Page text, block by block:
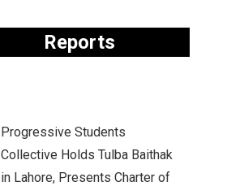
Reports
Progressive Students
Collective Holds Tulba Baithak
in Lahore, Presents Charter of